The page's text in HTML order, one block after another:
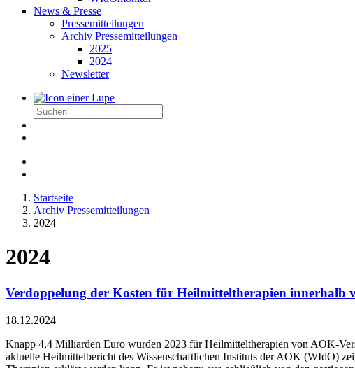
News & Presse
Pressemitteilungen
Archiv Pressemitteilungen
2025
2024
Newsletter
Startseite
Archiv Pressemitteilungen
2024
2024
Verdoppelung der Kosten für Heilmitteltherapien innerhalb
18.12.2024
Knapp 4,4 Milliarden Euro wurden 2023 für Heilmitteltherapien von AOK-
aktuelle Heilmittelbericht des Wissenschaftlichen Instituts der AOK (WIdO)